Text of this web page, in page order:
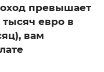
превышает
евро в
вам